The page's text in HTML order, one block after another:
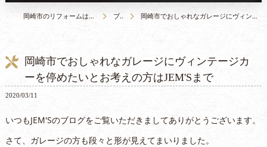
岡崎市のリフォームは合同会社JEM`S construction ブログ 岡崎市でおしゃれなガレージにヴィンテージカーを停めたいとお考えの方はJEM'Sまで
岡崎市でおしゃれなガレージにヴィンテージカ
ーを停めたいとお考えの方はJEM'Sまで
2020/03/11
いつもJEM'Sのブログをご覧いただきましてありがとうございます。
さて、ガレージの方も段々と形が見えてまいりました。